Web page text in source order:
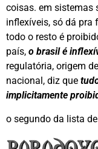
coisas. em sistemas
inflexíveis, só dá pra
todo o resto é
país, o brasil é
regulatória, origem
nacional, diz que
implicitamente
o segundo da lista